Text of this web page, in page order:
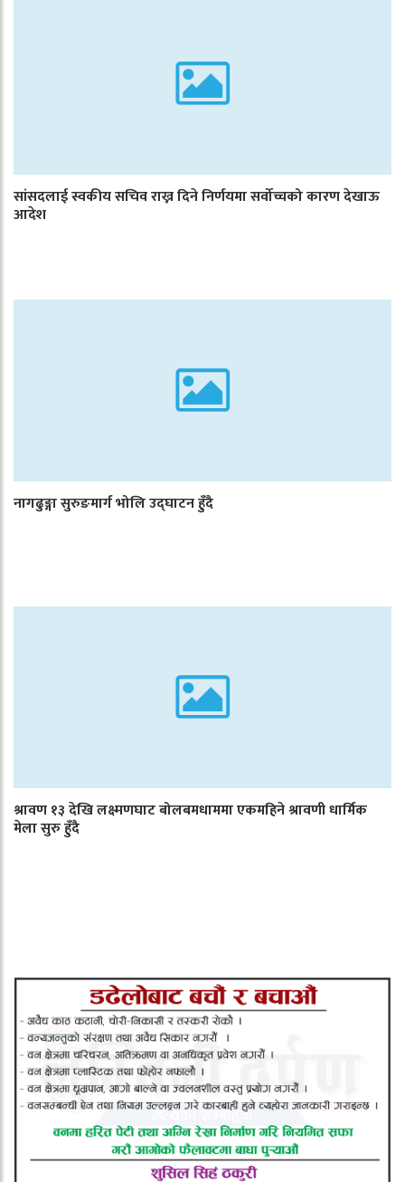
सांसदलाई स्वकीय सचिव राख्न दिने निर्णयमा सर्वोच्चको कारण देखाऊ
आदेश
नागढुङ्गा सुरुङमार्ग भोलि उद्घाटन हुँदै
श्रावण १३ देखि लक्ष्मणघाट बोलबमधाममा एकमहिने श्रावणी धार्मिक
मेला सुरु हुँदै